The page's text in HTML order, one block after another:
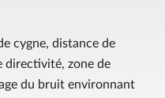
cygne, distance de
directivité, zone de
du bruit environnant